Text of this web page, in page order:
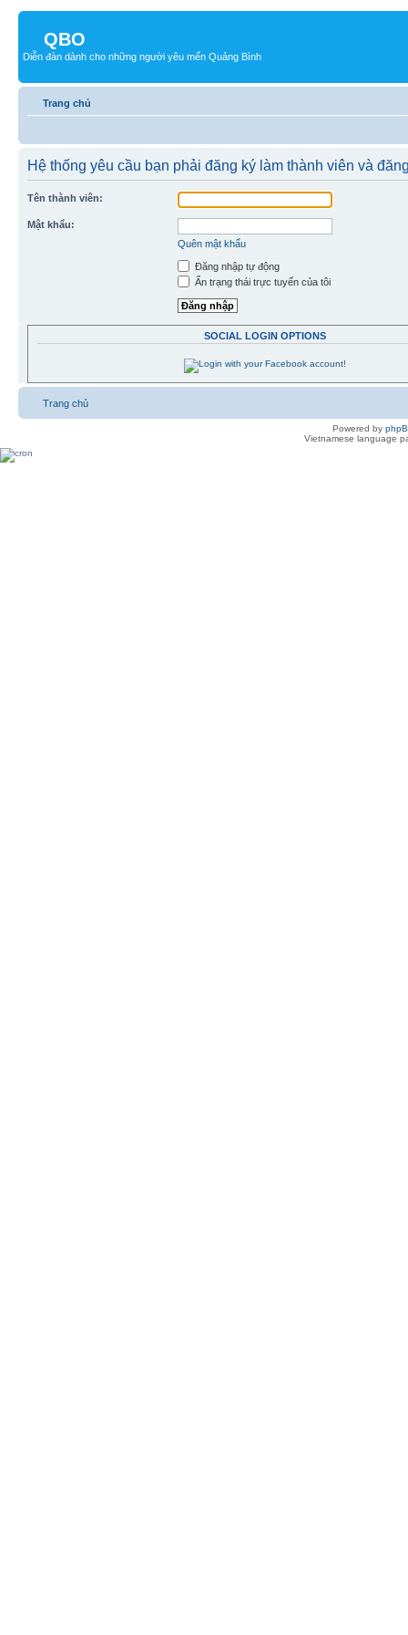
QBO
Diễn đàn dành cho những người yêu mến Quảng Bình
Trang chủ
Hệ thống yêu cầu bạn phải đăng ký làm thành viên và
Tên thành viên:
Mật khẩu:
Quên mật khẩu
Đăng nhập tự động
Ẩn trạng thái trực tuyến của tôi
SOCIAL LOGIN OPTIONS
Trang chủ
Powered by
Vietnamese language